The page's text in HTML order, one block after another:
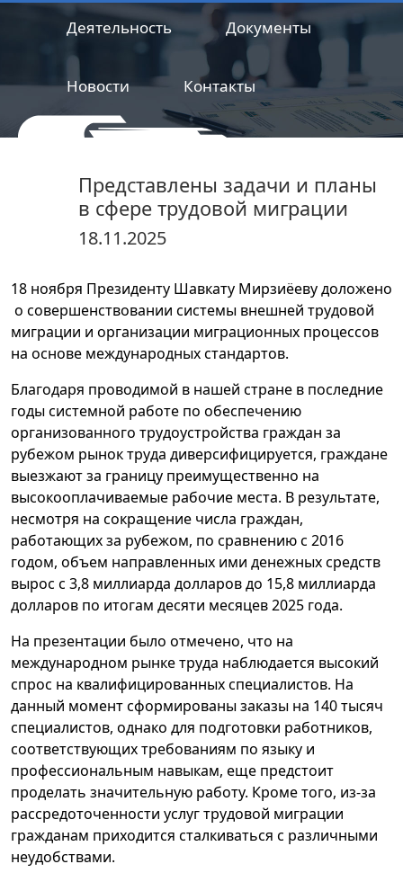
Деятельность Документы
Новости Контакты
железнодорожной продукции
Представлены задачи и планы
в сфере трудовой миграции
18.11.2025
18 ноября Президенту Шавкату Мирзиёеву доложено
о совершенствовании системы внешней трудовой
миграции и организации миграционных процессов
на основе международных стандартов.
Благодаря проводимой в нашей стране в последние
годы системной работе по обеспечению
организованного трудоустройства граждан за
рубежом рынок труда диверсифицируется, граждане
выезжают за границу преимущественно на
высокооплачиваемые рабочие места. В результате,
несмотря на сокращение числа граждан,
работающих за рубежом, по сравнению с 2016
годом, объем направленных ими денежных средств
вырос с 3,8 миллиарда долларов до 15,8 миллиарда
долларов по итогам десяти месяцев 2025 года.
На презентации было отмечено, что на
международном рынке труда наблюдается высокий
спрос на квалифицированных специалистов. На
данный момент сформированы заказы на 140 тысяч
специалистов, однако для подготовки работников,
соответствующих требованиям по языку и
профессиональным навыкам, еще предстоит
проделать значительную работу. Кроме того, из-за
рассредоточенности услуг трудовой миграции
гражданам приходится сталкиваться с различными
неудобствами.